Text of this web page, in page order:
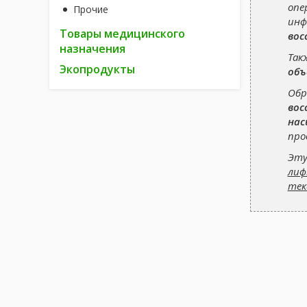
Прочие
Товары медицинского
назначения
Экопродукты